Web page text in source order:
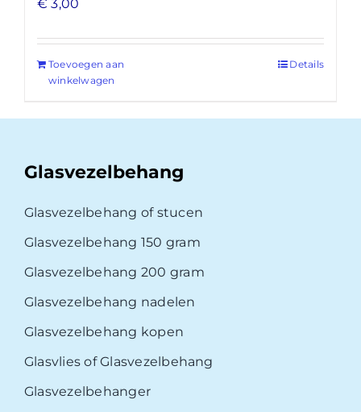
€ 3,00
Toevoegen aan
winkelwagen
Details
Glasvezelbehang
Glasvezelbehang of stucen
Glasvezelbehang 150 gram
Glasvezelbehang 200 gram
Glasvezelbehang nadelen
Glasvezelbehang kopen
Glasvlies of Glasvezelbehang
Glasvezelbehanger